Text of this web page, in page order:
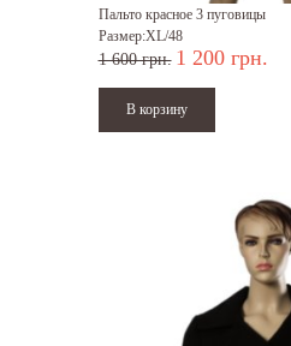
Пальто красное 3 пуговицы
Размер:XL/48
1 600 грн. 1 200 грн.